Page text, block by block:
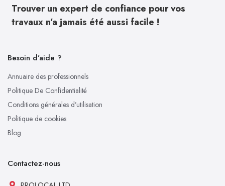
Trouver un expert de confiance pour vos
travaux n’a jamais été aussi facile !
Besoin d’aide ?
Annuaire des professionnels
Politique De Confidentialité
Conditions générales d’utilisation
Politique de cookies
Blog
Contactez-nous